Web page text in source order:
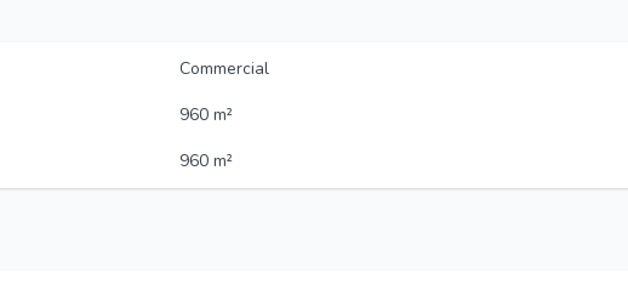
Commercial
960 m²
960 m²